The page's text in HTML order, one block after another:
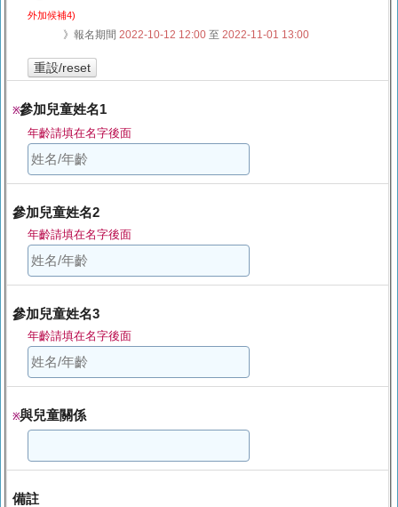
外加候補4)
》報名期間 2022-10-12 12:00 至 2022-11-01 13:00
重設/reset
※參加兒童姓名1
年齡請填在名字後面
參加兒童姓名2
年齡請填在名字後面
參加兒童姓名3
年齡請填在名字後面
※與兒童關係
備註